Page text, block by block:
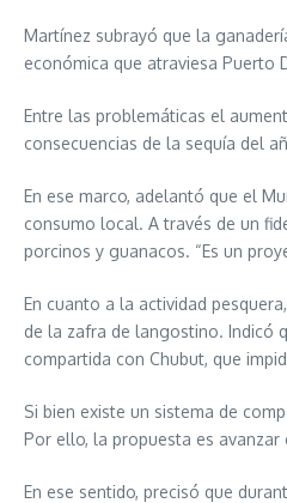
Martínez subrayó que la
económica que atraviesa Puerto
Entre las problemáticas el
consecuencias de la sequía del
En ese marco, adelantó que el
consumo local. A través de un
porcinos y guanacos. “Es un
En cuanto a la actividad
de la zafra de langostino. Indicó
compartida con Chubut, que
Si bien existe un sistema de
Por ello, la propuesta es
En ese sentido, precisó que